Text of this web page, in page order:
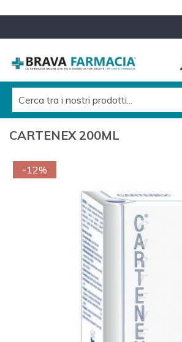
CARTENEX 200ML
-12%